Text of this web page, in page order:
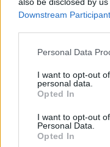
Downstream
Personal Data
I want to opt-out
personal data.
Opted In
I want to opt-out
Personal Data.
Opted In